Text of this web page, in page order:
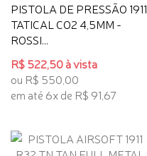
PISTOLA DE PRESSÃO 1911
TATICAL CO2 4,5MM -
ROSSI...
R$ 522,50 à vista
ou R$ 550,00
em até 6x de R$ 91,67